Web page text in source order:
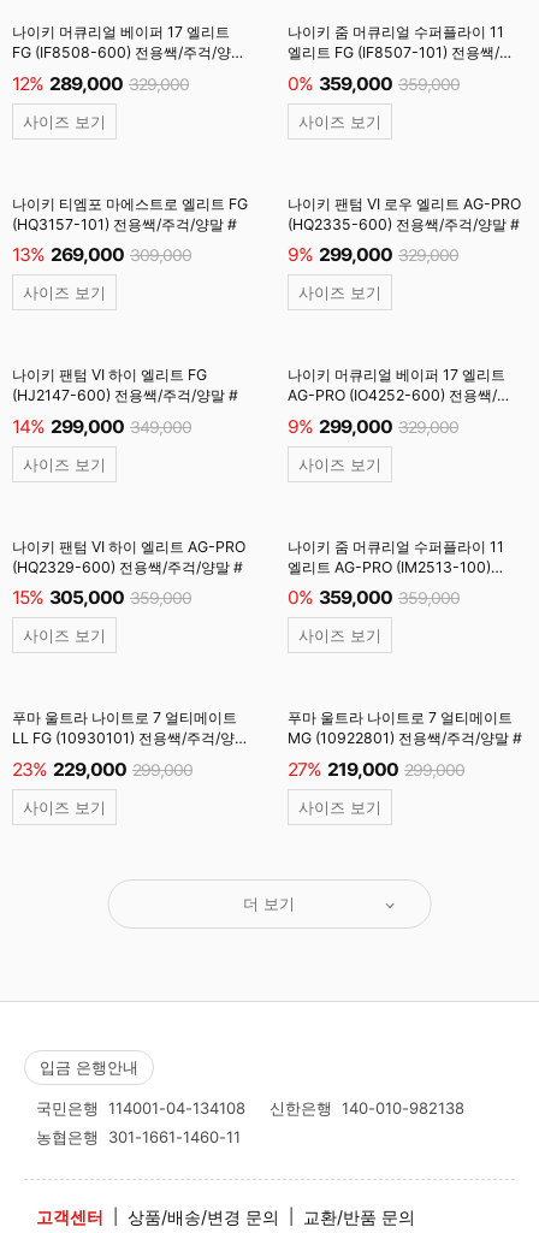
나이키 머큐리얼 베이퍼 17 엘리트
FG (IF8508-600) 전용쌕/주걱/양말
#
12% 289,000 329,000
사이즈 보기
나이키 줌 머큐리얼 수퍼플라이 11
엘리트 FG (IF8507-101) 전용쌕/
인솔/주걱/양말 #
0% 359,000 359,000
사이즈 보기
나이키 티엠포 마에스트로 엘리트 FG
(HQ3157-101) 전용쌕/주걱/양말 #
13% 269,000 309,000
사이즈 보기
나이키 팬텀 VI 로우 엘리트 AG-PRO
(HQ2335-600) 전용쌕/주걱/양말 #
9% 299,000 329,000
사이즈 보기
나이키 팬텀 VI 하이 엘리트 FG
(HJ2147-600) 전용쌕/주걱/양말 #
14% 299,000 349,000
사이즈 보기
나이키 머큐리얼 베이퍼 17 엘리트
AG-PRO (IO4252-600) 전용쌕/
주걱/양말 #
9% 299,000 329,000
사이즈 보기
나이키 팬텀 VI 하이 엘리트 AG-PRO
(HQ2329-600) 전용쌕/주걱/양말 #
15% 305,000 359,000
사이즈 보기
나이키 줌 머큐리얼 수퍼플라이 11
엘리트 AG-PRO (IM2513-100)
전용쌕/인솔/주걱/양말 #
0% 359,000 359,000
사이즈 보기
푸마 울트라 나이트로 7 얼티메이트
LL FG (10930101) 전용쌕/주걱/양말
#
23% 229,000 299,000
사이즈 보기
푸마 울트라 나이트로 7 얼티메이트
MG (10922801) 전용쌕/주걱/양말 #
27% 219,000 299,000
사이즈 보기
더 보기
입금 은행안내
국민은행 114001-04-134108 신한은행 140-010-982138
농협은행 301-1661-1460-11
고객센터 상품/배송/변경 문의 교환/반품 문의